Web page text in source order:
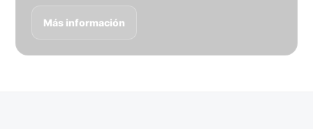
Más información